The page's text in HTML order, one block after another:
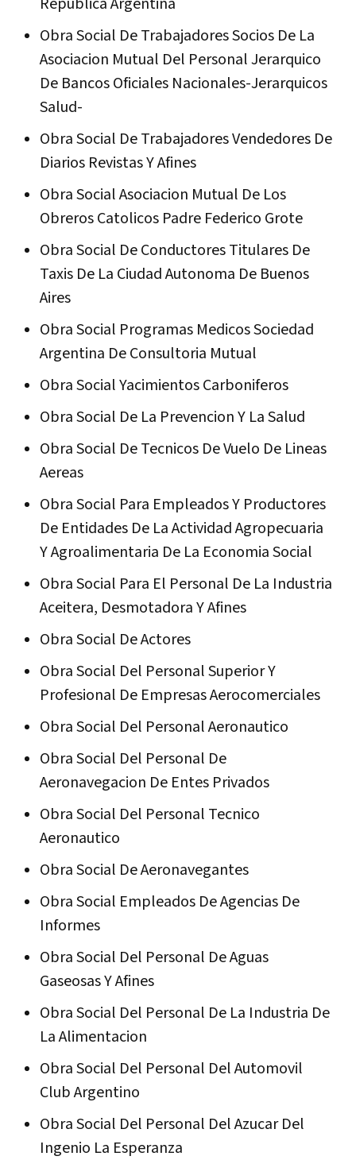
Republica Argentina
Obra Social De Trabajadores Socios De La
Asociacion Mutual Del Personal Jerarquico
De Bancos Oficiales Nacionales-Jerarquicos
Salud-
Obra Social De Trabajadores Vendedores De
Diarios Revistas Y Afines
Obra Social Asociacion Mutual De Los
Obreros Catolicos Padre Federico Grote
Obra Social De Conductores Titulares De
Taxis De La Ciudad Autonoma De Buenos
Aires
Obra Social Programas Medicos Sociedad
Argentina De Consultoria Mutual
Obra Social Yacimientos Carboniferos
Obra Social De La Prevencion Y La Salud
Obra Social De Tecnicos De Vuelo De Lineas
Aereas
Obra Social Para Empleados Y Productores
De Entidades De La Actividad Agropecuaria
Y Agroalimentaria De La Economia Social
Obra Social Para El Personal De La Industria
Aceitera, Desmotadora Y Afines
Obra Social De Actores
Obra Social Del Personal Superior Y
Profesional De Empresas Aerocomerciales
Obra Social Del Personal Aeronautico
Obra Social Del Personal De
Aeronavegacion De Entes Privados
Obra Social Del Personal Tecnico
Aeronautico
Obra Social De Aeronavegantes
Obra Social Empleados De Agencias De
Informes
Obra Social Del Personal De Aguas
Gaseosas Y Afines
Obra Social Del Personal De La Industria De
La Alimentacion
Obra Social Del Personal Del Automovil
Club Argentino
Obra Social Del Personal Del Azucar Del
Ingenio La Esperanza